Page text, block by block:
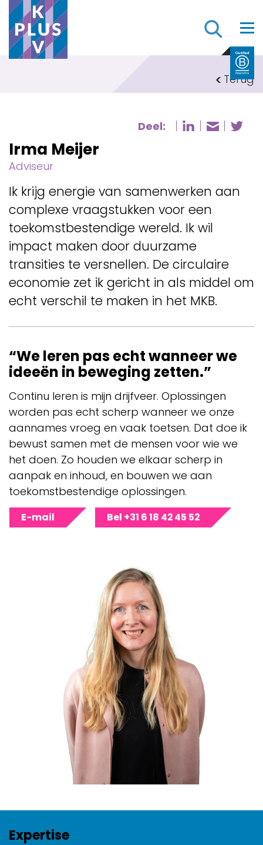
Terug
Deel: DeelDeel
Irma Meijer
Adviseur
Ik krijg energie van samenwerken aan
complexe vraagstukken voor een
toekomstbestendige wereld. Ik wil
impact maken door duurzame
transities te versnellen. De circulaire
economie zet ik gericht in als middel om
echt verschil te maken in het MKB.
“We leren pas echt wanneer we
ideeën in beweging zetten.”
Continu leren is mijn drijfveer. Oplossingen
worden pas echt scherp wanneer we onze
aannames vroeg en vaak toetsen. Dat doe ik
bewust samen met de mensen voor wie we
het doen. Zo houden we elkaar scherp in
aanpak en inhoud, en bouwen we aan
toekomstbestendige oplossingen.
E-mail Bel +31 6 18 42 45 52
Expertise